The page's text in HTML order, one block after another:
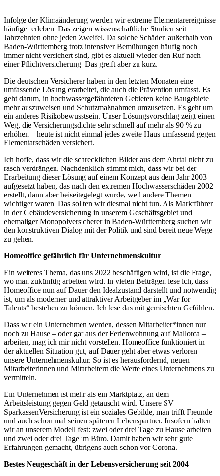
Infolge der Klimaänderung werden wir extreme Elementarereignisse
häufiger erleben. Das zeigen wissenschaftliche Studien seit
Jahrzehnten ohne jeden Zweifel. Da solche Schäden außerhalb von
Baden-Württemberg trotz intensiver Bemühungen häufig noch
immer nicht versichert sind, gibt es aktuell wieder den Ruf nach
einer Pflichtversicherung. Das greift aber zu kurz.
Die deutschen Versicherer haben in den letzten Monaten eine
umfassende Lösung erarbeitet, die auch die Prävention umfasst. Es
geht darum, in hochwassergefährdeten Gebieten keine Baugebiete
mehr auszuweisen und Schutzmaßnahmen umzusetzen. Es geht um
ein anderes Risikobewusstsein. Unser Lösungsvorschlag zeigt einen
Weg, die Versicherungsdichte sehr schnell auf mehr als 90 % zu
erhöhen – heute ist nicht einmal jedes zweite Haus umfassend gegen
Elementarschäden versichert.
Ich hoffe, dass wir die schrecklichen Bilder aus dem Ahrtal nicht zu
rasch verdrängen. Nachdenklich stimmt mich, dass wir bei der
Erarbeitung dieser Lösung auf einem Konzept aus dem Jahr 2003
aufgesetzt haben, das nach den extremen Hochwasserschäden 2002
erstellt, dann aber beiseitegelegt wurde, weil andere Themen
wichtiger waren. Das sollten wir diesmal nicht tun. Als Marktführer
in der Gebäudeversicherung in unserem Geschäftsgebiet und
ehemaliger Monopolversicherer in Baden-Württemberg suchen wir
den konstruktiven Dialog mit der Politik und sind bereit neue Wege
zu gehen.
Homeoffice gefährlich für Unternehmenskultur
Ein weiteres Thema, das uns 2022 beschäftigen wird, ist die Frage,
wo man zukünftig arbeiten wird. In vielen Beiträgen lese ich, dass
Homeoffice nun auf Dauer den Idealzustand darstellt und notwendig
ist, um als moderner und attraktiver Arbeitgeber im „War for
Talents“ bestehen zu können. Ich lese das mit gemischten Gefühlen.
Dass wir ein Unternehmen werden, dessen Mitarbeiter*innen nur
noch zu Hause – oder gar aus der Ferienwohnung auf Mallorca –
arbeiten, mag ich mir nicht vorstellen. Homeoffice funktioniert in
der aktuellen Situation gut, auf Dauer geht aber etwas verloren –
unsere Unternehmenskultur. So ist es herausfordernd, neuen
Mitarbeiterinnen und Mitarbeitern die Werte eines Unternehmens zu
vermitteln.
Ein Unternehmen ist mehr als ein Marktplatz, an dem
Arbeitsleistung gegen Geld getauscht wird. Unsere SV
SparkassenVersicherung ist ein soziales Gebilde, man trifft Freunde
und auch schon mal seinen späteren Lebenspartner. Insofern halten
wir an unserem Modell fest: zwei oder drei Tage zu Hause arbeiten
und zwei oder drei Tage im Büro. Damit haben wir sehr gute
Erfahrungen gemacht, übrigens auch schon vor Corona.
Bestes Neugeschäft in der Lebensversicherung seit 2004